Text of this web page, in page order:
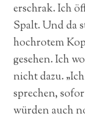
erschrak. Ich
Spalt. Und da
hochrotem
gesehen. Ich
nicht dazu.
sprechen,
würden auch